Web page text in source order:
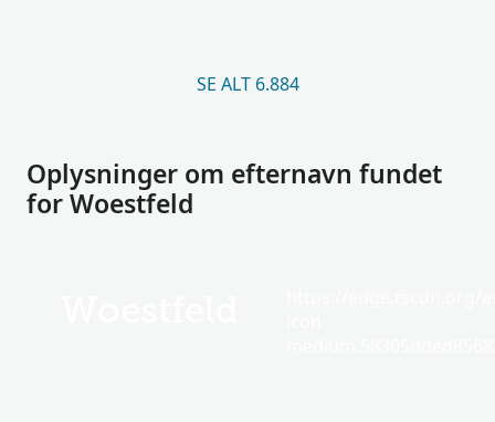
SE ALT 6.884
Oplysninger om efternavn fundet
for Woestfeld